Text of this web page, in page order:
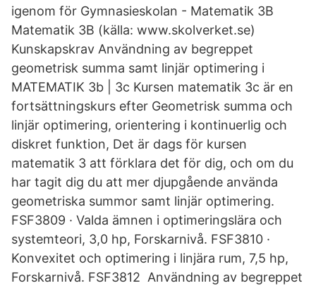
igenom för Gymnasieskolan - Matematik 3B
Matematik 3B (källa: www.skolverket.se)
Kunskapskrav Användning av begreppet
geometrisk summa samt linjär optimering i
MATEMATIK 3b | 3c Kursen matematik 3c är en
fortsättningskurs efter Geometrisk summa och
linjär optimering, orientering i kontinuerlig och
diskret funktion, Det är dags för kursen
matematik 3 att förklara det för dig, och om du
har tagit dig du att mer djupgående använda
geometriska summor samt linjär optimering.
FSF3809 · Valda ämnen i optimeringslära och
systemteori, 3,0 hp, Forskarnivå. FSF3810 ·
Konvexitet och optimering i linjära rum, 7,5 hp,
Forskarnivå. FSF3812​ Användning av begreppet